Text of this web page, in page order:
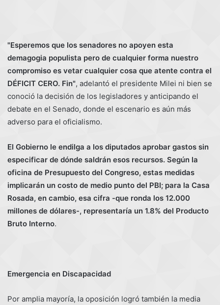
"Esperemos que los senadores no apoyen esta
demagogia populista pero de cualquier forma nuestro
compromiso es vetar cualquier cosa que atente contra el
DÉFICIT CERO. Fin", adelantó el presidente Milei ni bien se
conoció la decisión de los legisladores y anticipando el
debate en el Senado, donde el escenario es aún más
adverso para el oficialismo.
El Gobierno le endilga a los diputados aprobar gastos sin
especificar de dónde saldrán esos recursos. Según la
oficina de Presupuesto del Congreso, estas medidas
implicarán un costo de medio punto del PBI; para la Casa
Rosada, en cambio, esa cifra -que ronda los 12.000
millones de dólares-, representaría un 1.8% del Producto
Bruto Interno.
Emergencia en Discapacidad
Por amplia mayoría, la oposición logró también la media